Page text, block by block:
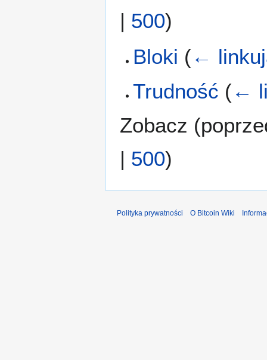
| 500)
Bloki (←
Trudność (←
Zobacz (
| 500)
Polityka prywatności O Bitcoin Wiki